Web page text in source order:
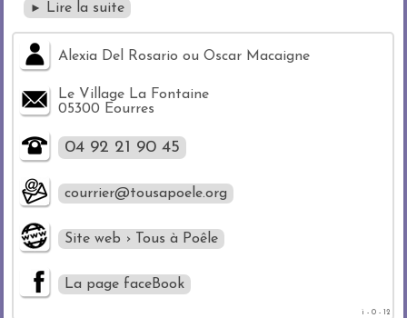
► Lire la suite
Alexia Del Rosario ou Oscar Macaigne
Le Village La Fontaine
05300 Eourres
04 92 21 90 45
courrier@tousapoele.org
Site web › Tous à Poêle
La page faceBook
i - 0 - 12